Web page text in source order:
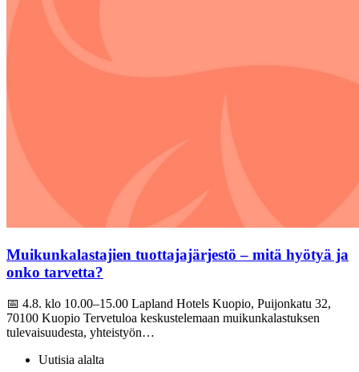
Muikunkalastajien tuottajajärjestö – mitä hyötyä ja
onko tarvetta?
📅 4.8. klo 10.00–15.00 Lapland Hotels Kuopio, Puijonkatu 32,
70100 Kuopio Tervetuloa keskustelemaan muikunkalastuksen
tulevaisuudesta, yhteistyön…
Uutisia alalta